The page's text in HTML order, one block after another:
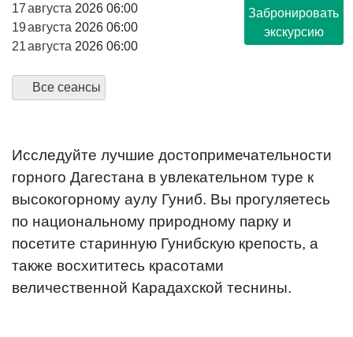
17августа 2026 06:00
19августа 2026 06:00
21августа 2026 06:00
Все сеансы
Забронировать
экскурсию
Исследуйте лучшие достопримечательности
горного Дагестана в увлекательном туре к
высокогорному аулу Гуниб. Вы прогуляетесь
по национальному природному парку и
посетите старинную Гунибскую крепость, а
также восхититесь красотами
величественной Карадахской теснины.